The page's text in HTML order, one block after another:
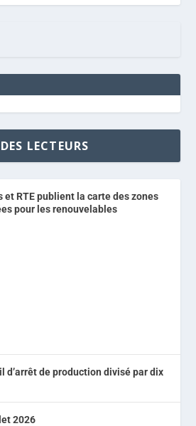
LECTEURS
et RTE publient la carte des zones
pour les renouvelables
d’arrêt de production divisé par dix
2026